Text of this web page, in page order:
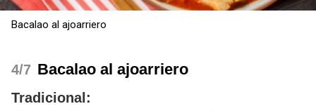
Bacalao al ajoarriero
/7 Bacalao al ajoarriero
Tradicional: